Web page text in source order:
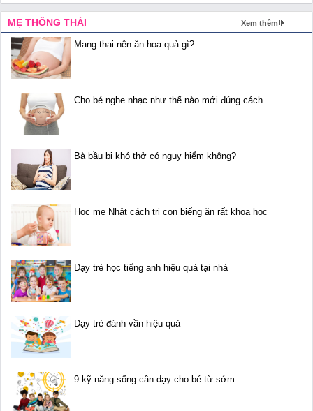
MẸ THÔNG THÁI Xem thêm
Mang thai nên ăn hoa quả gì?
Cho bé nghe nhạc như thế nào mới đúng cách
Bà bầu bị khó thở có nguy hiểm không?
Học mẹ Nhật cách trị con biếng ăn rất khoa học
Dạy trẻ học tiếng anh hiệu quả tại nhà
Dạy trẻ đánh vần hiệu quả
9 kỹ năng sống cần dạy cho bé từ sớm